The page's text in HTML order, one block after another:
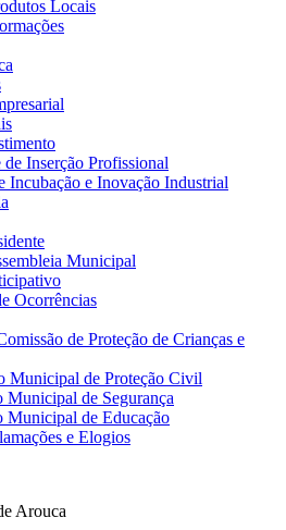
Locais
Inserção Profissional
Incubação e Inovação Industrial
Municipal
Ocorrências
de Proteção de Crianças e
Municipal de Proteção Civil
Municipal de Segurança
Municipal de Educação
e Elogios
Arouca